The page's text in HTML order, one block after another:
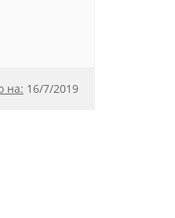
на: 16/7/2019